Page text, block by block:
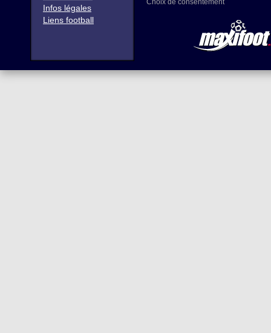
Infos légales
Liens football
Choix de consentement